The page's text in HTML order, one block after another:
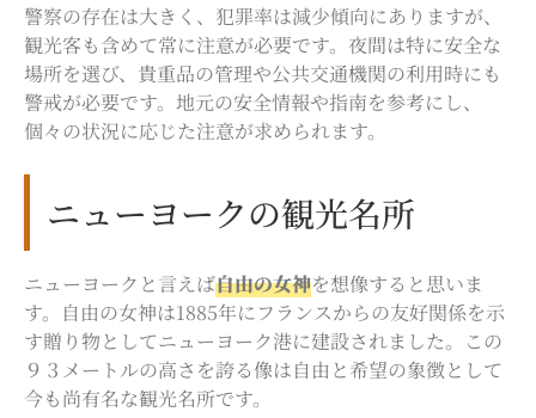
警察の存在は大きく、犯罪率は減少傾向にありますが、
観光客も含めて常に注意が必要です。夜間は特に安全な
場所を選び、貴重品の管理や公共交通機関の利用時にも
警戒が必要です。地元の安全情報や指南を参考にし、
個々の状況に応じた注意が求められます。
ニューヨークの観光名所
ニューヨークと言えば自由の女神を想像すると思いま
す。自由の女神は1885年にフランスからの友好関係を示
す贈り物としてニューヨーク港に建設されました。この
９３メートルの高さを誇る像は自由と希望の象徴として
今も尚有名な観光名所です。